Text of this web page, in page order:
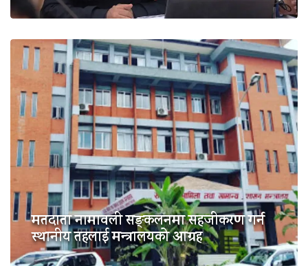
मतदाता नामावली सङ्कलनमा सहजीकरण गर्न
स्थानीय तहलाई मन्त्रालयको आग्रह